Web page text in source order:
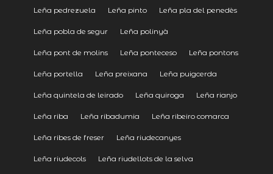
Leña pedrezuela Leña pinto Leña pla del penedès
Leña pobla de segur Leña polinyà
Leña pont de molins Leña ponteceso Leña pontons
Leña portella Leña preixana Leña puigcerda
Leña quintela de leirado Leña quiroga Leña rianjo
Leña riba Leña ribadumia Leña ribeiro comarca
Leña ribes de freser Leña riudecanyes
Leña riudecols Leña riudellots de la selva